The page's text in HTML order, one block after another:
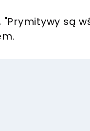
"Prymitywy są